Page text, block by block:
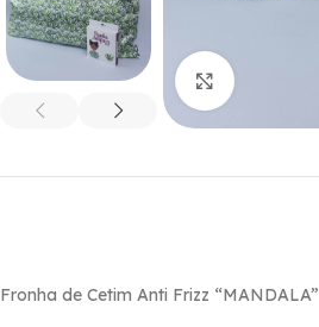
Fronha de Cetim Anti Frizz “MANDALA”